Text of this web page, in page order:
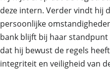
deze intern. Verder vindt hij
persoonlijke
bank blijft bij haar
dat hij bewust de regels
integriteit en veiligheid van